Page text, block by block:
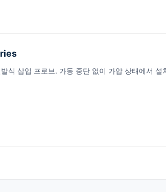
식 삽입 프로브. 가동 중단 없이 가압 상태에서 설